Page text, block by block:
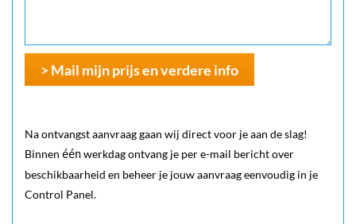
> Mail mijn prijs en verdere info
Na ontvangst aanvraag gaan wij direct voor je aan de slag!
Binnen éénwerkdag ontvang je per e-mail bericht over
beschikbaarheid en beheer je jouw aanvraag eenvoudig in je
Control Panel.